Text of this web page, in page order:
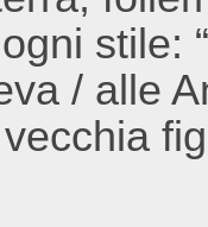
stile:
/ alle